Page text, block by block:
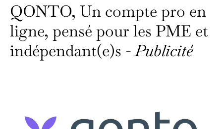
QONTO, Un compte pro en
ligne, pensé pour les PME et
indépendant(e)s -Publicité